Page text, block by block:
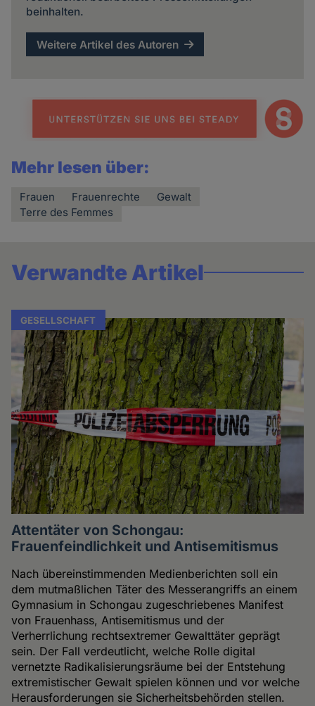
beinhalten.
Weitere Artikel des Autoren
Mehr lesen über:
Frauen Frauenrechte
Gewalt
Terre des Femmes
Verwandte Artikel
GESELLSCHAFT
Attentäter von Schongau:
Frauenfeindlichkeit und Antisemitismus
Nach übereinstimmenden Medienberichten soll ein
dem mutmaßlichen Täter des Messerangriffs an einem
Gymnasium in Schongau zugeschriebenes Manifest
von Frauenhass, Antisemitismus und der
Verherrlichung rechtsextremer Gewalttäter geprägt
sein. Der Fall verdeutlicht, welche Rolle digital
vernetzte Radikalisierungsräume bei der Entstehung
extremistischer Gewalt spielen können und vor welche
Herausforderungen sie Sicherheitsbehörden stellen.